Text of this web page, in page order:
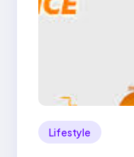
Lifestyle